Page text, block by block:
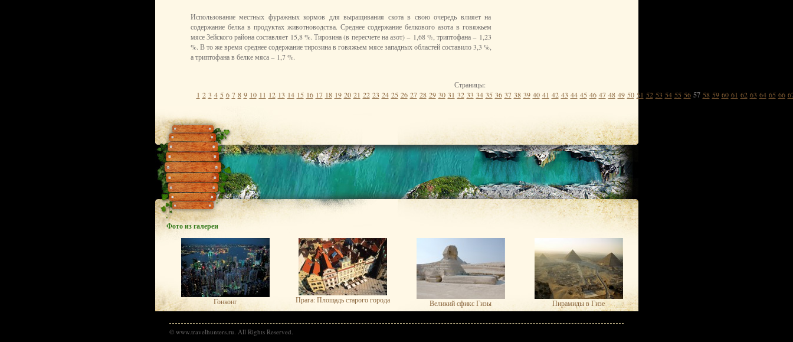
Использование местных фуражных кормов для выращивания скота в свою очередь влияет на
содержание белка в продуктах животноводства. Среднее содержание белкового азота в говяжьем
мясе Зейского района составляет 15,8 %. Тирозина (в пересчете на азот) − 1,68 %, триптофана − 1,23
%. В то же время среднее содержание тирозина в говяжьем мясе западных областей составило 3,3 %,
а триптофана в белке мяса − 1,7 %.
Страницы:
1 2 3 4 5 6 7 8 9 10 11 12 13 14 15 16 17 18 19 20 21 22 23 24 25 26 27 28 29 30 31 32 33 34 35 36 37 38 39 40 41 42 43 44 45 46 47 48 49 50 51 52 53 54 55 56 57 58 59 60 61 62 63 64 65 66
Фото из галереи
Гонконг Прага: Площадь старого города Великий сфикс Гизы Пирамиды в Гизе
© www.travelhunters.ru. All Rights Reserved.